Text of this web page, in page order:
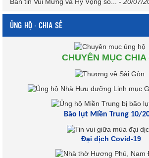
Bản tin Vui Mừng và Hy Vọng số... - 20/07/
ỦNG HỘ - CHIA SẺ
CHUYÊN MỤC CHIA
Bão lụt Miền Trung 10/
Đại dịch Covid-19